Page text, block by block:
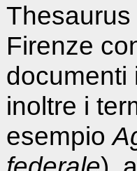
Firenze
documenti
inoltre i
esempio